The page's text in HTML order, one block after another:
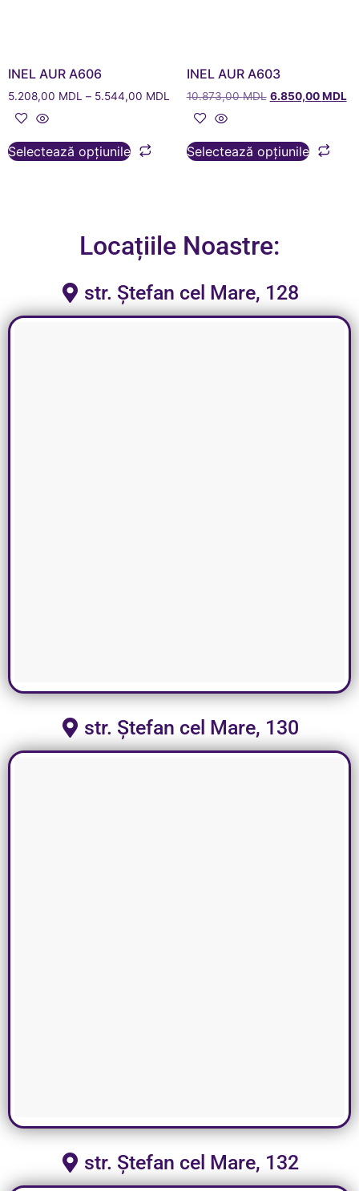
INEL AUR A606
5.208,00 MDL – 5.544,00 MDL
Selectează opțiunile
INEL AUR A603
10.873,00MDL 6.850,00MDL
Selectează opțiunile
Locațiile Noastre:
str. Ștefan cel Mare, 128
str. Ștefan cel Mare, 130
str. Ștefan cel Mare, 132